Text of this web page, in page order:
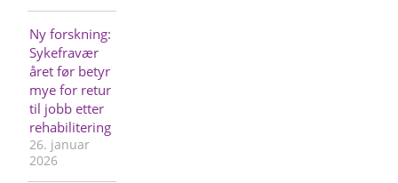
Ny forskning:
Sykefravær
året før betyr
mye for retur
til jobb etter
rehabilitering
26. januar
2026